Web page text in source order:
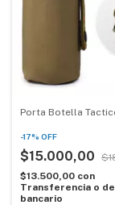
Porta Botella
-17% OFF
$15.000,00
$13.500,00 con
Transferencia o
bancario